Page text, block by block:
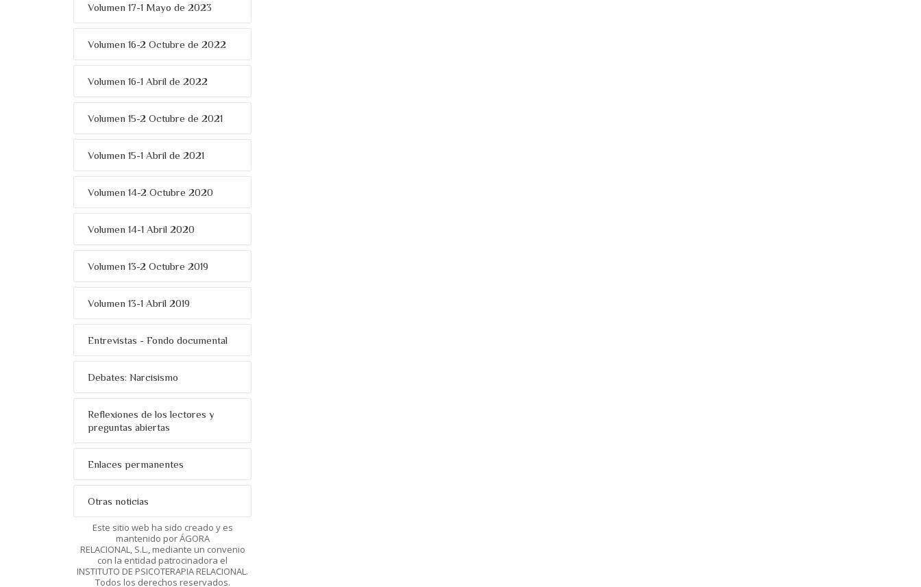
Volumen 17-1 Mayo de 2023
Volumen 16-2 Octubre de 2022
Volumen 16-1 Abril de 2022
Volumen 15-2 Octubre de 2021
Volumen 15-1 Abril de 2021
Volumen 14-2 Octubre 2020
Volumen 14-1 Abril 2020
Volumen 13-2 Octubre 2019
Volumen 13-1 Abril 2019
Entrevistas - Fondo documental
Debates: Narcisismo
Reflexiones de los lectores y
preguntas abiertas
Enlaces permanentes
Otras noticias
Este sitio web ha sido creado y es
mantenido por ÁGORA
RELACIONAL, S.L., mediante un convenio
con la entidad patrocinadora el
INSTITUTO DE PSICOTERAPIA RELACIONAL.
Todos los derechos reservados.